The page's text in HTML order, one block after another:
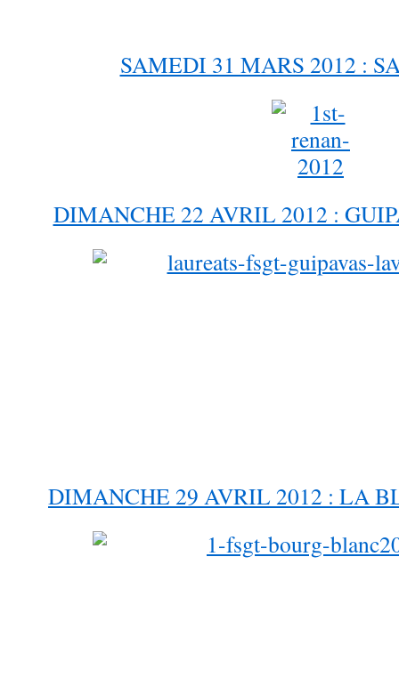
SAMEDI 31 MARS 2012 :
DIMANCHE 22 AVRIL 2012 :
DIMANCHE 29 AVRIL 2012 : LA